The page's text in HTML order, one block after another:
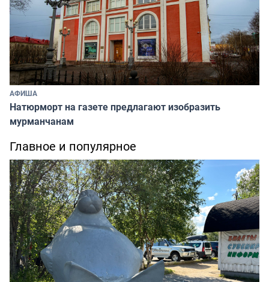
АФИША
Натюрморт на газете предлагают изобразить
мурманчанам
Главное и популярное